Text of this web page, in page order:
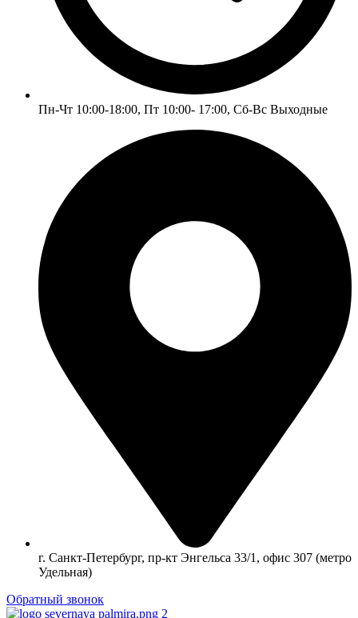
Пн-Чт 10:00-18:00, Пт 10:00- 17:00, Сб-Вс Выходные
г. Санкт-Петербург, пр-кт Энгельса 33/1, офис 307 (метро
Удельная)
Обратный звонок